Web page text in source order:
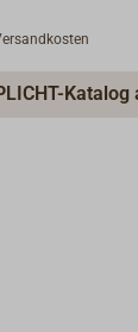
Katalog